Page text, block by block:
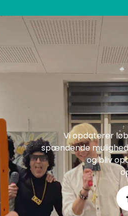
Vi opdaterer
spændende
og bliv